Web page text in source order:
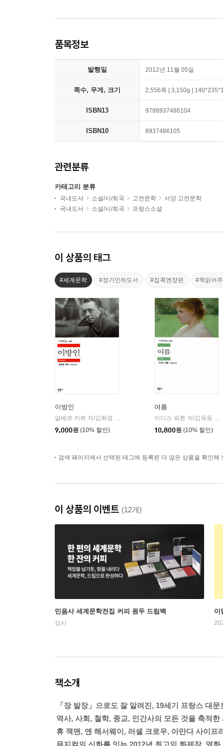
품목정보
발행일 2012년 11월 05일
쪽수, 무게, 크기 2,556쪽 | 3,150g |
ISBN13 9788937486104
ISBN10 8937486105
관련분류
카테고리 분류
국내도서 소설/시/희곡 고전문학
서양 고전문학
국내도서
소설/시/희곡 프랑스소설
이 상품의 태그
#세계문학 #정가인하도서 #집콕엔장편 #책읽어
이방인
알베르 카뮈 저/김화영 역
9,000원 (10% 할인)
여름
이디스 워튼 저/김욱동 역
10,800원 (10% 할인)
검색 페이지에서 선택된 태그에 등록된 더 많은 상품을 확인해
이 상품의 이벤트 (12개)
민음사 세계문학전집 커피 원두 드립백
상시
이
책소개
「장 발장」으로도 잘 알려진, 19세기 프랑스 대
역사, 사회, 철학, 종교, 인간사의 모든 것을 축적한
휴 잭맨, 앤 해서웨이, 러셀 크로우, 아만다 사이프